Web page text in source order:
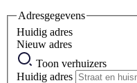
Adresgegevens
Huidig adres
Nieuw adres
Toon verhuizers
Huidig adres